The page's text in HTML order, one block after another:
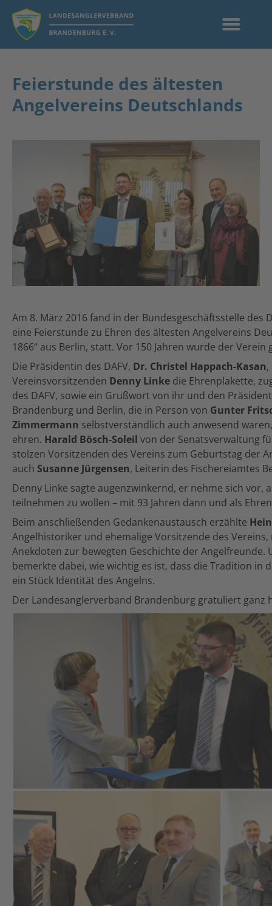
Feierstunde des ältesten
Angelvereins Deutschlands
Am 8. März 2016 fand in der Bundesgeschäftsstelle des
eine Feierstunde zu Ehren des ältesten Angelvereins
1866“ aus Berlin, statt. Vor 150 Jahren wurde der Verein
Die Präsidentin des DAFV, Dr. Christel Happach-Kasan
Vereinsvorsitzenden Denny Linke die Ehrenplakette,
des DAFV, sowie ein Grußwort von ihr und den
Brandenburg und Berlin, die in Person von Gunter
Zimmermann selbstverständlich auch anwesend
ehren. Harald Bösch-Soleil von der Senatsverwaltung
stolzen Vorsitzenden des Vereins zum Geburtstag der
auch Susanne Jürgensen, Leiterin des Fischereiamtes
Denny Linke sagte augenzwinkernd, er nehme sich vor,
teilnehmen zu wollen – mit 93 Jahren dann und als
Beim anschließenden Gedankenaustausch erzählte
Angelhistoriker und ehemalige Vorsitzende des
Anekdoten zur bewegten Geschichte der Angelfreunde.
bemerkte dabei, wie wichtig es ist, dass die Tradition in
ein Stück Identität des Angelns.
Der Landesanglerverband Brandenburg gratuliert ganz